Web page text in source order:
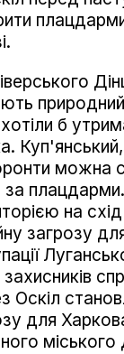
б
можна
за
на
загрозу
Оскіл
для